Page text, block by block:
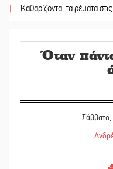
τα ρέματα στις
Όταν